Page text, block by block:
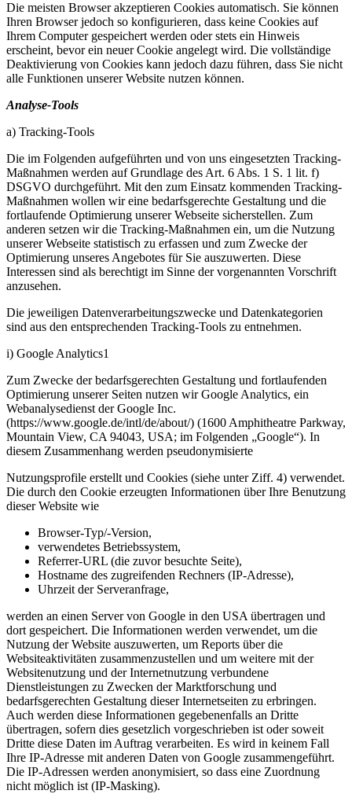
Die meisten Browser akzeptieren Cookies automatisch. Sie können
Ihren Browser jedoch so konfigurieren, dass keine Cookies auf
Ihrem Computer gespeichert werden oder stets ein Hinweis
erscheint, bevor ein neuer Cookie angelegt wird. Die vollständige
Deaktivierung von Cookies kann jedoch dazu führen, dass Sie nicht
alle Funktionen unserer Website nutzen können.
Analyse-Tools
a) Tracking-Tools
Die im Folgenden aufgeführten und von uns eingesetzten Tracking-
Maßnahmen werden auf Grundlage des Art. 6 Abs. 1 S. 1 lit. f)
DSGVO durchgeführt. Mit den zum Einsatz kommenden Tracking-
Maßnahmen wollen wir eine bedarfsgerechte Gestaltung und die
fortlaufende Optimierung unserer Webseite sicherstellen. Zum
anderen setzen wir die Tracking-Maßnahmen ein, um die Nutzung
unserer Webseite statistisch zu erfassen und zum Zwecke der
Optimierung unseres Angebotes für Sie auszuwerten. Diese
Interessen sind als berechtigt im Sinne der vorgenannten Vorschrift
anzusehen.
Die jeweiligen Datenverarbeitungszwecke und Datenkategorien
sind aus den entsprechenden Tracking-Tools zu entnehmen.
i) Google Analytics1
Zum Zwecke der bedarfsgerechten Gestaltung und fortlaufenden
Optimierung unserer Seiten nutzen wir Google Analytics, ein
Webanalysedienst der Google Inc.
(https://www.google.de/intl/de/about/) (1600 Amphitheatre Parkway,
Mountain View, CA 94043, USA; im Folgenden „Google“). In
diesem Zusammenhang werden pseudonymisierte
Nutzungsprofile erstellt und Cookies (siehe unter Ziff. 4) verwendet.
Die durch den Cookie erzeugten Informationen über Ihre Benutzung
dieser Website wie
Browser-Typ/-Version,
verwendetes Betriebssystem,
Referrer-URL (die zuvor besuchte Seite),
Hostname des zugreifenden Rechners (IP-Adresse),
Uhrzeit der Serveranfrage,
werden an einen Server von Google in den USA übertragen und
dort gespeichert. Die Informationen werden verwendet, um die
Nutzung der Website auszuwerten, um Reports über die
Websiteaktivitäten zusammenzustellen und um weitere mit der
Websitenutzung und der Internetnutzung verbundene
Dienstleistungen zu Zwecken der Marktforschung und
bedarfsgerechten Gestaltung dieser Internetseiten zu erbringen.
Auch werden diese Informationen gegebenenfalls an Dritte
übertragen, sofern dies gesetzlich vorgeschrieben ist oder soweit
Dritte diese Daten im Auftrag verarbeiten. Es wird in keinem Fall
Ihre IP-Adresse mit anderen Daten von Google zusammengeführt.
Die IP-Adressen werden anonymisiert, so dass eine Zuordnung
nicht möglich ist (IP-Masking).